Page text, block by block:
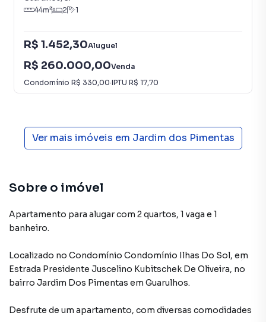
44m² 2 1
R$ 1.452,30Aluguel
R$ 260.000,00Venda
Condomínio R$ 330,00·IPTU R$ 17,70
Ver mais imóveis em Jardim dos Pimentas
Sobre o imóvel
Apartamento para alugar com 2 quartos, 1 vaga e 1
banheiro.
Localizado no Condomínio Condomínio Ilhas Do Sol, em
Estrada Presidente Juscelino Kubitschek De Oliveira, no
bairro Jardim Dos Pimentas em Guarulhos.
Desfrute de um apartamento, com diversas comodidades